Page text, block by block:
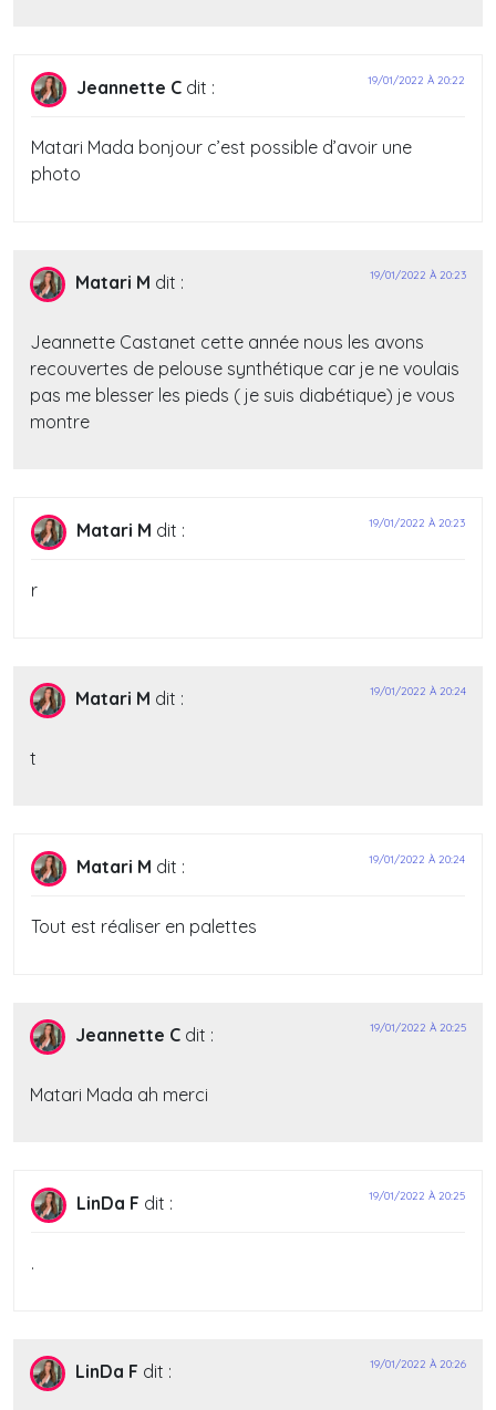
Jeannette C dit : 19/01/2022 À 20:22
Matari Mada bonjour c’est possible d’avoir une
photo
Matari M dit : 19/01/2022 À 20:23
Jeannette Castanet cette année nous les avons
recouvertes de pelouse synthétique car je ne voulais
pas me blesser les pieds ( je suis diabétique) je vous
montre
Matari M dit : 19/01/2022 À 20:23
r
Matari M dit : 19/01/2022 À 20:24
t
Matari M dit : 19/01/2022 À 20:24
Tout est réaliser en palettes
Jeannette C dit : 19/01/2022 À 20:25
Matari Mada ah merci
LinDa F dit : 19/01/2022 À 20:25
.
LinDa F dit : 19/01/2022 À 20:26